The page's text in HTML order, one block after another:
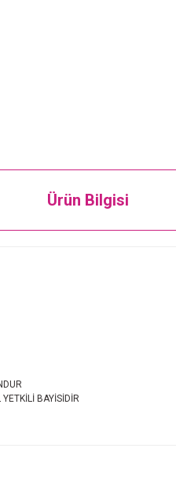
Ürün Bilgisi
BAYİSİDİR